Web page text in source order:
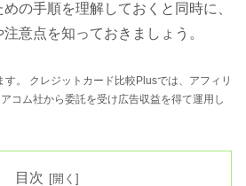
の手順を理解しておくと同時に、
意点を知っておきましょう。
。 クレジットカード比較Plusでは、アフィリ
コム社から委託を受け広告収益を得て運用し
目次